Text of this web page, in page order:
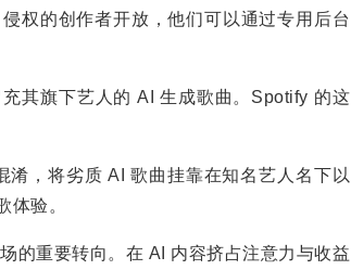
权的创作者开放，他们可以通过专用后台
其旗下艺人的 AI 生成歌曲。Spotify 的这
，将劣质 AI 歌曲挂靠在知名艺人名下以
体验。
的重要转向。在 AI 内容挤占注意力与收益